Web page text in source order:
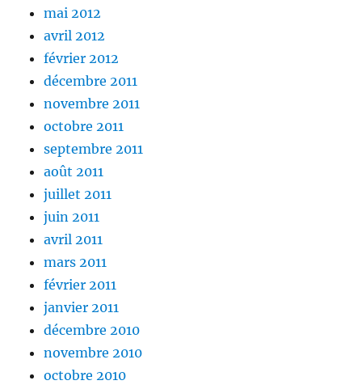
mai 2012
avril 2012
février 2012
décembre 2011
novembre 2011
octobre 2011
septembre 2011
août 2011
juillet 2011
juin 2011
avril 2011
mars 2011
février 2011
janvier 2011
décembre 2010
novembre 2010
octobre 2010